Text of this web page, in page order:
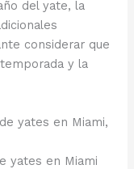
del yate, la
considerar que
y la
yates en Miami,
yates en Miami